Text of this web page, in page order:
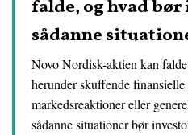
falde, og hvad
sådanne
Novo Nordisk-aktien kan
herunder skuffende finansielle
markedsreaktioner eller
sådanne situationer bør